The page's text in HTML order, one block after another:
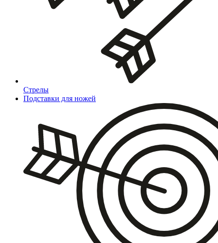
Стрелы
Подставки для ножей